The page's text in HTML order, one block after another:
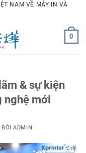
NAM VỀ MÁY IN VÀ
0
& sự kiện
nghệ mới
BỞIADMIN